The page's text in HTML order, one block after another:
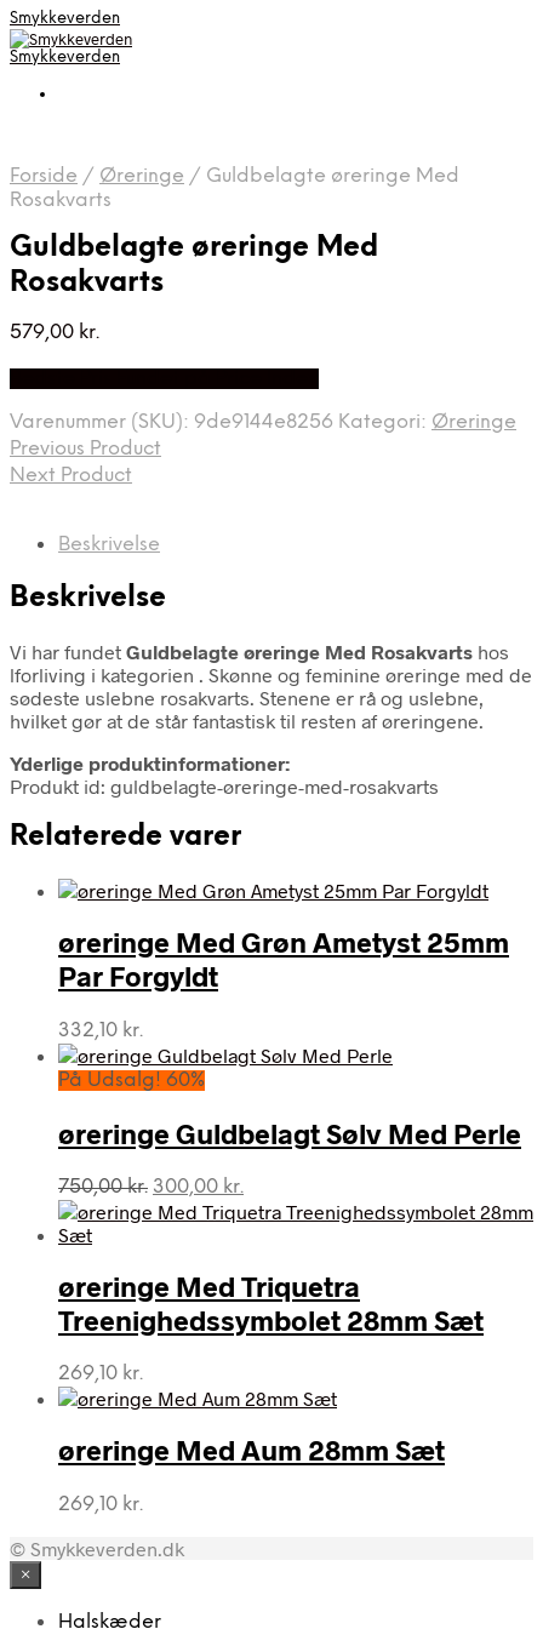
Smykkeverden
Smykkeverden
Forside / Øreringe / Guldbelagte øreringe Med
Rosakvarts
Guldbelagte øreringe Med
Rosakvarts
579,00 kr.
Varenummer (SKU): 9de9144e8256 Kategori: Øreringe
Previous Product
Next Product
Beskrivelse
Beskrivelse
Vi har fundet Guldbelagte øreringe Med Rosakvarts hos
lforliving i kategorien . Skønne og feminine øreringe med de
sødeste uslebne rosakvarts. Stenene er rå og uslebne,
hvilket gør at de står fantastisk til resten af øreringene.
Yderlige produktinformationer:
Produkt id: guldbelagte-øreringe-med-rosakvarts
Relaterede varer
øreringe Med Grøn Ametyst 25mm
Par Forgyldt
332,10 kr.
På Udsalg! 60%
øreringe Guldbelagt Sølv Med Perle
750,00kr. Den
oprindelige
750,00 kr..
300,00 kr.
aktuelle
300,00 kr..
øreringe Med Triquetra
Treenighedssymbolet 28mm Sæt
269,10 kr.
øreringe Med Aum 28mm Sæt
269,10 kr.
© Smykkeverden.dk
×
Halskæder